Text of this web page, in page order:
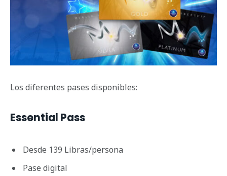
Los diferentes pases disponibles:
Essential Pass
Desde 139 Libras/persona
Pase digital